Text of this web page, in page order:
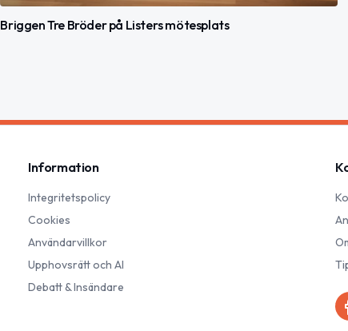
Briggen Tre Bröder på Listers mötesplats
Information
Integritetspolicy
Cookies
Användarvillkor
Upphovsrätt och AI
Debatt & Insändare